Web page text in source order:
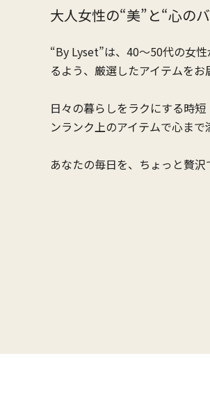
大人女性の“美”と“心の
“By Lyset”は、40〜50代の女
るよう、厳選したアイテムをお
日々の暮らしをラクにする時
ンランク上のアイテムで心まで
あなたの毎日を、ちょっと贅沢